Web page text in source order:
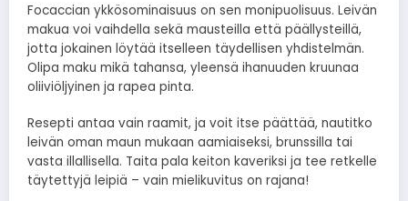
Focaccian ykkösominaisuus on sen monipuolisuus. Leivän
makua voi vaihdella sekä mausteilla että päällysteillä,
jotta jokainen löytää itselleen täydellisen yhdistelmän.
Olipa maku mikä tahansa, yleensä ihanuuden kruunaa
oliiviöljyinen ja rapea pinta.
Resepti antaa vain raamit, ja voit itse päättää, nautitko
leivän oman maun mukaan aamiaiseksi, brunssilla tai
vasta illallisella. Taita pala keiton kaveriksi ja tee retkelle
täytettyjä leipiä – vain mielikuvitus on rajana!